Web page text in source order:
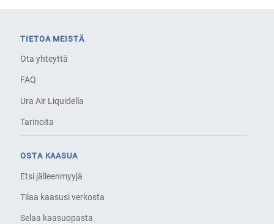
TIETOA MEISTÄ
Ota yhteyttä
FAQ
Ura Air Liquidella
Tarinoita
OSTA KAASUA
Etsi jälleenmyyjä
Tilaa kaasusi verkosta
Selaa kaasuopasta